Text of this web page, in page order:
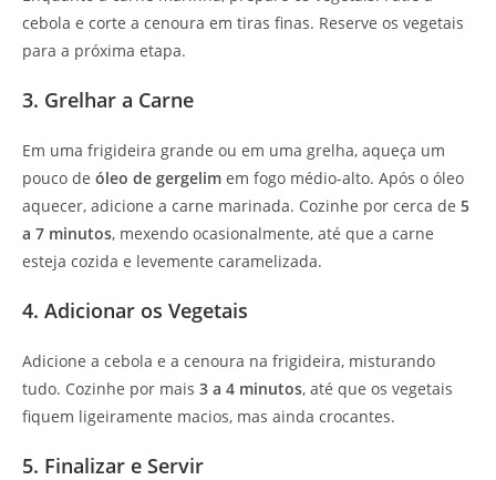
cebola e corte a cenoura em tiras finas. Reserve os vegetais
para a próxima etapa.
3. Grelhar a Carne
Em uma frigideira grande ou em uma grelha, aqueça um
pouco de óleo de gergelim em fogo médio-alto. Após o óleo
aquecer, adicione a carne marinada. Cozinhe por cerca de 5
a 7 minutos, mexendo ocasionalmente, até que a carne
esteja cozida e levemente caramelizada.
4. Adicionar os Vegetais
Adicione a cebola e a cenoura na frigideira, misturando
tudo. Cozinhe por mais 3 a 4 minutos, até que os vegetais
fiquem ligeiramente macios, mas ainda crocantes.
5. Finalizar e Servir